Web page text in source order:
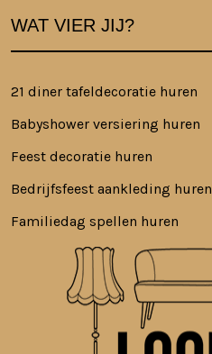
WAT VIER JIJ?
21 diner tafeldecoratie huren
Babyshower versiering huren
Feest decoratie huren
Bedrijfsfeest aankleding huren
Familiedag spellen huren